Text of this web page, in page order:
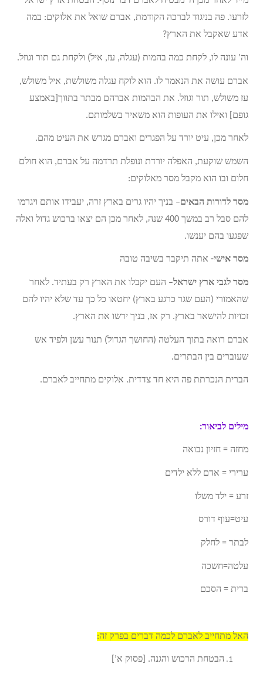
לזרעו. פה בניגוד לברכה הקודמת, אברם שואל את אלוקים: במה
אדע שאקבל את הארץ?
וה’ עונה לו, לקחת כמה בהמות (עגלה, עז, איל) ולקחת גם תור וגוזל.
אברם עושה את הנאמר לו. הוא לוקח עגלה משולשת, איל משולש,
עז משולש, תור וגוזל. את הבהמות אברהם מבתר בתווך[באמצע
גופם] ואילו את העופות הוא משאיר בשלמותם.
לאחר מכן, עיט יורד על הפגרים ואברם מגרש את העיט מהם.
השמש שוקעת, האפלה יורדת ונופלת תרדמה על אברם, הוא חולם
חלום ובו הוא מקבל מסר מאלוקים:
מסר לדורות הבאים– בניך יהיו גרים בארץ זרה, יעבידו אותם ויגרמו
להם סבל רב במשך 400 שנה, לאחר מכן הם יצאו ברכוש גדול ואלה
שפגעו בהם יענשו.
מסר אישי- אתה תיקבר בשיבה טובה
מסר לגבי ארץ ישראל– העם יקבלו את הארץ רק בעתיד. לאחר
שהאמורי (העם שגר כרגע בארץ) יחטאו כל כך עד שלא יהיו להם
זכויות להישאר בארץ. רק אז, בניך ירשו את הארץ.
אברם רואה בתוך העלטה (החושך הגדול) תנור עשן ולפיד אש
שעוברים בין הבתרים.
הברית הנכרתת פה היא חד צדדית. אלוקים מתחייב לאברם.
מילים לביאור:
מחזה = חזיון נבואה
ערירי = אדם ללא ילדים
זרע = ילד משלו
עיט=עוף דורס
לבתר = לחלק
עלטה=חשכה
ברית = הסכם
האל מתחייב לאברם לכמה דברים בפרק זה:
הבטחת הרכוש והגנה. [פסוק א’]